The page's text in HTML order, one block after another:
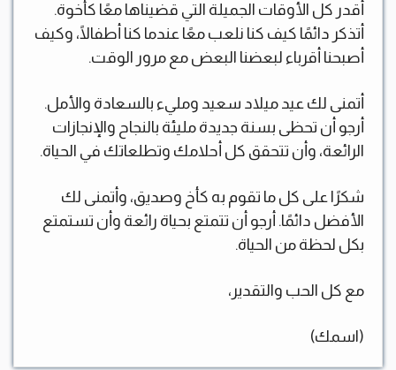
أقدر كل الأوقات الجميلة التي قضيناها معًا كأخوة.
أتذكر دائمًا كيف كنا نلعب معًا عندما كنا أطفالًا، وكيف
أصبحنا أقرباء لبعضنا البعض مع مرور الوقت.
أتمنى لك عيد ميلاد سعيد ومليء بالسعادة والأمل.
أرجو أن تحظى بسنة جديدة مليئة بالنجاح والإنجازات
الرائعة، وأن تتحقق كل أحلامك وتطلعاتك في الحياة.
شكرًا على كل ما تقوم به كأخ وصديق، وأتمنى لك
الأفضل دائمًا. أرجو أن تتمتع بحياة رائعة وأن تستمتع
بكل لحظة من الحياة.
مع كل الحب والتقدير،
(اسمك)